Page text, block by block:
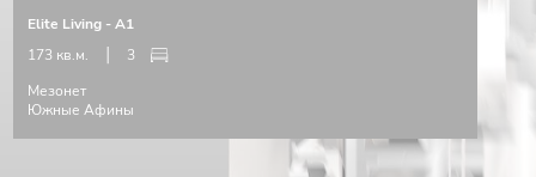
Elite Living - A1
173 кв.м.
3
Мезонет
Южные Афины